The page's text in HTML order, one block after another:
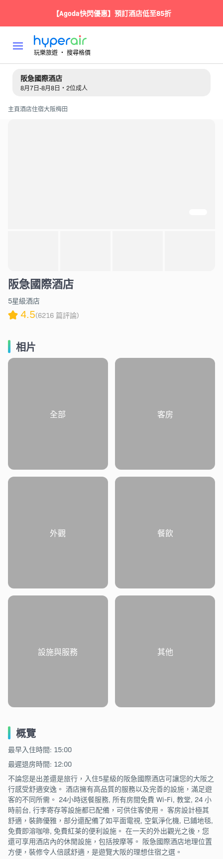
【Agoda快閃優惠】預訂酒店低至85折
玩樂旅遊 ‧ 搜尋格價
阪急國際酒店
8月7日-8月8日・2位成人
主頁酒店住宿大阪梅田
阪急國際酒店
5星級酒店
4.5(6216 篇評論)
相片
全部 客房
外觀 餐飲
設施與服務 其他
概覽
最早入住時間: 15:00
最遲退房時間: 12:00
不論您是出差還是旅行，入住5星級的阪急國際酒店可讓您的大阪之
行感受舒適安逸。 酒店擁有高品質的服務以及完善的設施，滿足遊
客的不同所需。 24小時送餐服務, 所有房間免費 Wi-Fi, 教堂, 24 小
時前台, 行李寄存等設施都已配備，可供住客使用。 客房設計極其
舒適，裝飾優雅，部分還配備了如平面電視, 空氣淨化機, 已鋪地毯,
免費即溶咖啡, 免費紅茶的便利設施。 在一天的外出觀光之後，您
還可享用酒店內的休閒設施，包括按摩等。 阪急國際酒店地理位置
方便，裝修令人倍感舒適，是遊覽大阪的理想住宿之選。